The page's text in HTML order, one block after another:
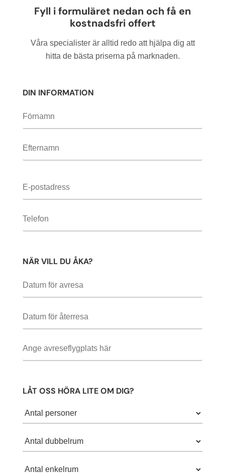
detta
tomt.
Fyll i formuläret nedan och få en
kostnadsfri offert
Våra specialister är alltid redo att hjälpa dig att
hitta de bästa priserna på marknaden.
DIN INFORMATION
NÄR VILL DU ÅKA?
LÅT OSS HÖRA LITE OM DIG?